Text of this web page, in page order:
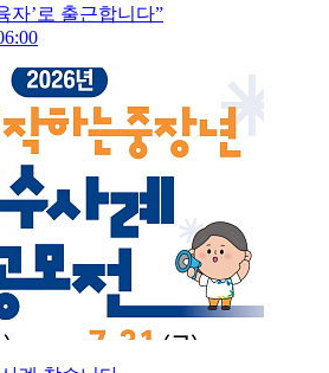
자’로 출근합니다”